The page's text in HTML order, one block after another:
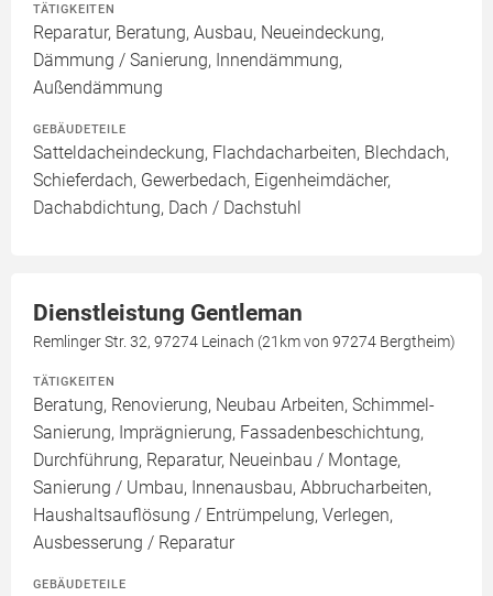
TÄTIGKEITEN
Reparatur, Beratung, Ausbau, Neueindeckung,
Dämmung / Sanierung, Innendämmung,
Außendämmung
GEBÄUDETEILE
Satteldacheindeckung, Flachdacharbeiten, Blechdach,
Schieferdach, Gewerbedach, Eigenheimdächer,
Dachabdichtung, Dach / Dachstuhl
Dienstleistung Gentleman
Remlinger Str. 32, 97274 Leinach (21km von 97274 Bergtheim)
TÄTIGKEITEN
Beratung, Renovierung, Neubau Arbeiten, Schimmel-
Sanierung, Imprägnierung, Fassadenbeschichtung,
Durchführung, Reparatur, Neueinbau / Montage,
Sanierung / Umbau, Innenausbau, Abbrucharbeiten,
Haushaltsauflösung / Entrümpelung, Verlegen,
Ausbesserung / Reparatur
GEBÄUDETEILE